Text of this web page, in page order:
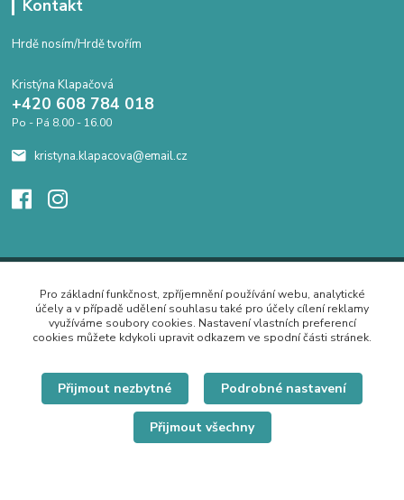
Kontakt
Hrdě nosím/Hrdě tvořím
Kristýna Klapačová
+420 608 784 018
Po - Pá 8.00 - 16.00
kristyna.klapacova@email.cz
Pro základní funkčnost, zpříjemnění používání webu, analytické
účely a v případě udělení souhlasu také pro účely cílení reklamy
využíváme soubory cookies. Nastavení vlastních preferencí
cookies můžete kdykoli upravit odkazem ve spodní části stránek.
Přijmout nezbytné Podrobné nastavení
Přijmout všechny